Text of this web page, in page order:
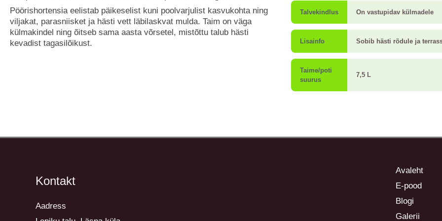
Pöörishortensia eelistab päikeselist kuni poolvarjulist kasvukohta ning
viljakat, parasniisket ja hästi vett läbilaskvat mulda. Taim on väga
külmakindel ning õitseb sama aasta võrsetel, mistõttu talub hästi
kevadist tagasilõikust.
Talvekindlus On vastupidav külmadele
Lisainfo Sobib hästi rõdule ja
Taime/poti
suurus
7,5 L
Kontakt
Aadress
Avaleht
E-pood
Blogi
Galerii